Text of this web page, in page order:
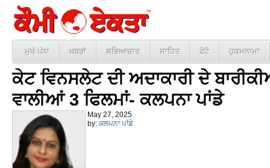
ਮੁਖੱ ਪੰਨਾ ਖ਼ਬਰਾਂ ਸਭਿਆਚਾਰ ਸਾਹਿਤ ਫੋਟੋ ਹੁਕਮਨਾਮਾ
ਕੇਟ ਵਿਨਸਲੇਟ ਦੀ ਅਦਾਕਾਰੀ ਦੇ
ਵਾਲੀਆਂ 3 ਫਿਲਮਾਂ- ਕਲਪਨਾ ਪਾਂਡੇ
May 27, 2025
by: ਕਲਪਨਾ ਪਾਂਡੇ